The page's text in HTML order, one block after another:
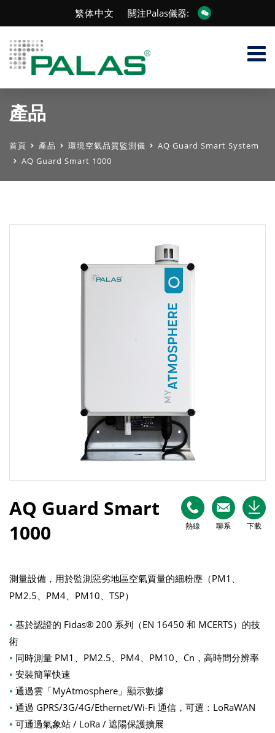
繁体中文 關注Palas儀器:
產品
首頁 產品 環境空氣品質監測儀
AQ Guard Smart System
AQ Guard Smart 1000
熱線 聯系 下載
AQ Guard Smart
1000
測量設備，用於監測惡劣地區空氣質量的細粉塵（PM1、
PM2.5、PM4、PM10、TSP）
• 基於認證的 Fidas® 200 系列（EN 16450 和 MCERTS）的技
術
• 同時測量 PM1、PM2.5、PM4、PM10、Cn，高時間分辨率
• 安裝簡單快速
• 通過雲「MyAtmosphere」顯示數據
• 通過 GPRS/3G/4G/Ethernet/Wi-Fi 通信，可選：LoRaWAN
• 可通過氣象站 / LoRa / 遮陽保護擴展